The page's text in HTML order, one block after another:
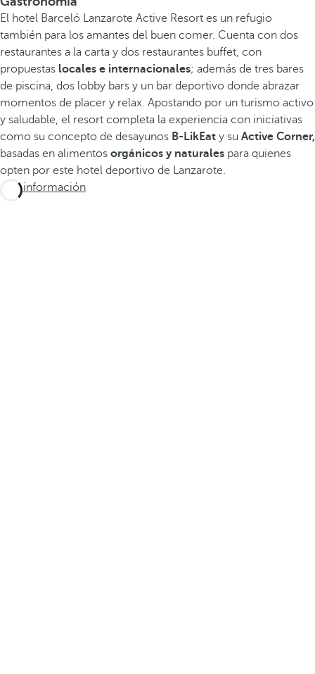
El hotel Barceló Lanzarote Active Resort es un refugio
también para los amantes del buen comer. Cuenta con dos
restaurantes a la carta y dos restaurantes buffet, con
propuestas locales e internacionales; además de tres bares
de piscina, dos lobby bars y un bar deportivo donde abrazar
momentos de placer y relax. Apostando por un turismo activo
y saludable, el resort completa la experiencia con iniciativas
como su concepto de desayunos B-LikEat y su Active Corner,
basadas en alimentos orgánicos y naturales para quienes
opten por este hotel deportivo de Lanzarote.
Más información